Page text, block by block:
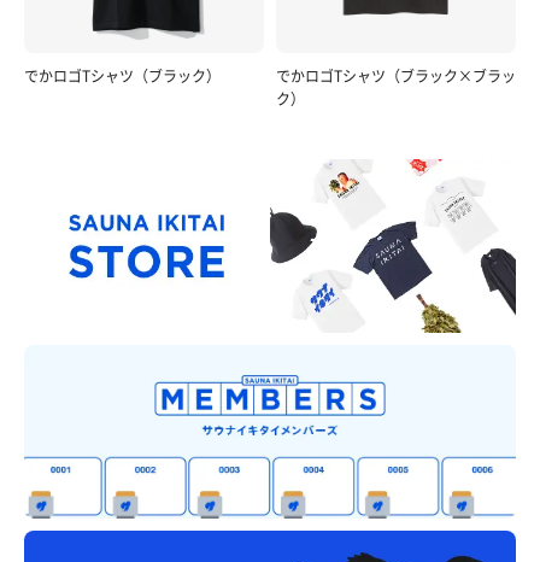
でかロゴTシャツ（ブラック）
でかロゴTシャツ（ブラック×ブラッ
ク）